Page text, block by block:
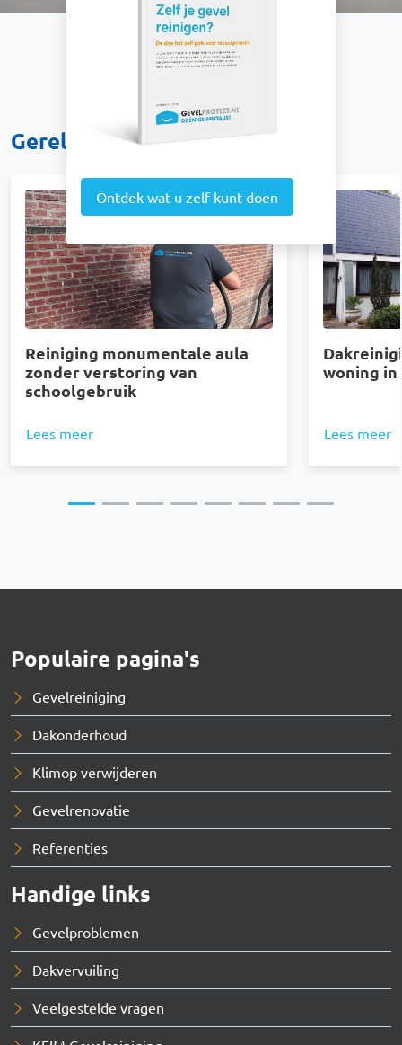
Ontdek wat u zelf kunt doen
Gerelateerde projecten
Afbeelding
Reiniging monumentale aula
zonder verstoring van
schoolgebruik
Lees meer
Afbeelding
woning in
Lees meer
Populaire pagina's
Gevelreiniging
Dakonderhoud
Klimop verwijderen
Gevelrenovatie
Referenties
Handige links
Gevelproblemen
Dakvervuiling
Veelgestelde vragen